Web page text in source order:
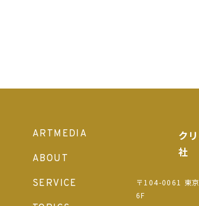
ARTMEDIA
ABOUT
SERVICE
ク
社
〒104-0061 東
6F